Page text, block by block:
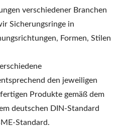
verschiedener Branchen
Sicherungsringe in
Formen, Stilen
den jeweiligen
Produkte gemäß dem
deutschen DIN-Standard
Standard.